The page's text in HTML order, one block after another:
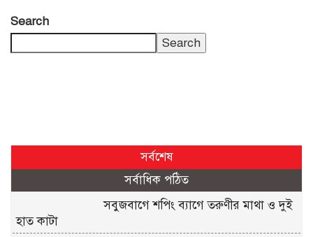
Search
Search
সর্বশেষ
সর্বাধিক পঠিত
সবুজবাগে শপিং ব্যাগে তরুণীর মাথা ও দুই
হাত কাটা